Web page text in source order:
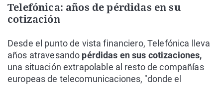
Telefónica: años de pérdidas en su
cotización
Desde el punto de vista financiero, Telefónica lleva
años atravesando pérdidas en sus cotizaciones,
una situación extrapolable al resto de compañías
europeas de telecomunicaciones, "donde el